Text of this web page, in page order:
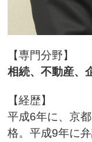
【専門分野】
相続、不動産、
【経歴】
平成6年に、京
格。平成9年に